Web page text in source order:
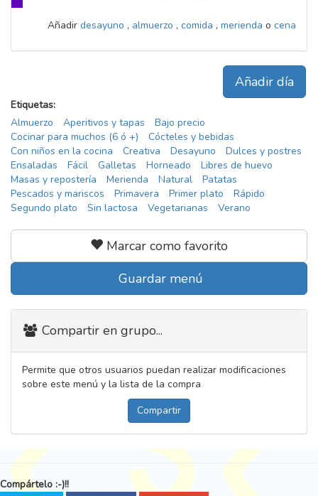
Añadir desayuno , almuerzo , comida , merienda o cena
Añadir día
Etiquetas:
Almuerzo
Aperitivos y tapas
Bajo precio
Cocinar para muchos (6 ó +)
Cócteles y bebidas
Con niños en la cocina
Creativa Desayuno
Dulces y postres
Ensaladas
Fácil Galletas Horneado
Libres de huevo
Masas y repostería
Merienda Natural
Patatas
Pescados y mariscos
Primavera Primer plato
Rápido
Segundo plato
Sin lactosa Vegetarianas Verano
Marcar como favorito
Guardar menú
Compartir en grupo...
Permite que otros usuarios puedan realizar modificaciones
sobre este menú y la lista de la compra
Compartir
Compártelo :-)!!